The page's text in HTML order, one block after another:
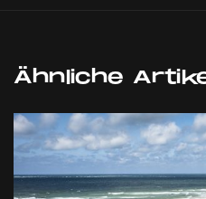
Ähnliche